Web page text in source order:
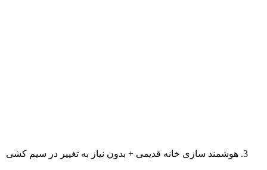
هوشمند سازی خانه قدیمی + بدون نیاز به تغییر در سیم کشی